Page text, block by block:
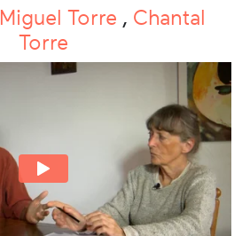
Miguel Torre , Chantal
Torre